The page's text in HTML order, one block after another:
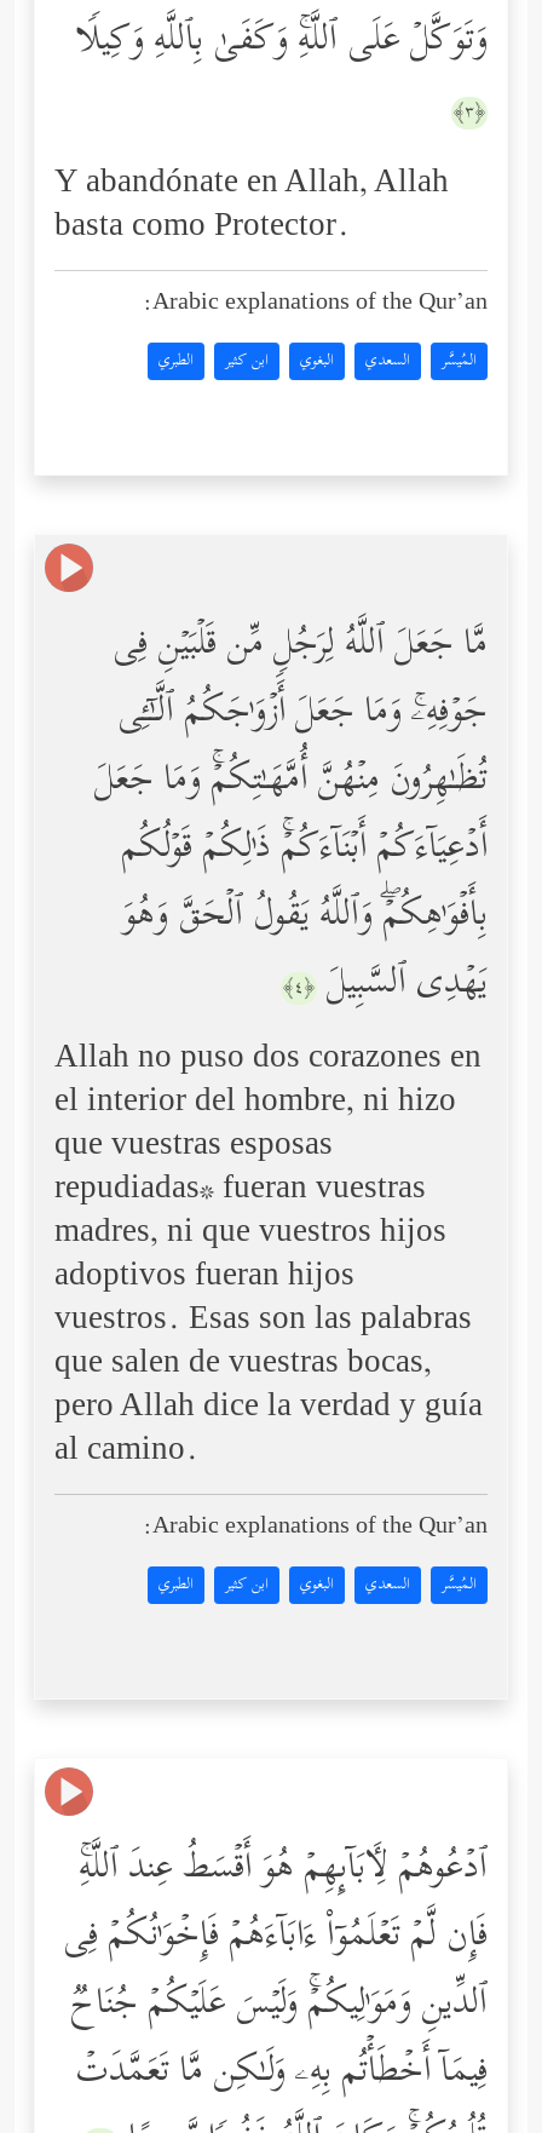
وَتَوَكَّلۡ عَلَى ٱللَّهِۚ وَكَفَىٰ بِٱللَّهِ وَكِیلࣰا
﴿٣﴾
Y abandónate en Allah, Allah
basta como Protector.
Arabic explanations of the Qur’an:
المُيسَّر السعدي البغوي ابن كثير الطبري
مَّا جَعَلَ ٱللَّهُ لِرَجُلࣲ مِّن قَلۡبَیۡنِ فِی
جَوۡفِهِۦۚ وَمَا جَعَلَ أَزۡوَ ٰ⁠جَكُمُ ٱلَّـٰۤـِٔی
تُظَـٰهِرُونَ مِنۡهُنَّ أُمَّهَـٰتِكُمۡۚ وَمَا جَعَلَ
أَدۡعِیَاۤءَكُمۡ أَبۡنَاۤءَكُمۡۚ ذَ ٰ⁠لِكُمۡ قَوۡلُكُم
بِأَفۡوَ ٰ⁠هِكُمۡۖ وَٱللَّهُ یَقُولُ ٱلۡحَقَّ وَهُوَ
یَهۡدِی ٱلسَّبِیلَ ﴿٤﴾
Allah no puso dos corazones en
el interior del hombre, ni hizo
que vuestras esposas
repudiadas* fueran vuestras
madres, ni que vuestros hijos
adoptivos fueran hijos
vuestros. Esas son las palabras
que salen de vuestras bocas,
pero Allah dice la verdad y guía
al camino.
Arabic explanations of the Qur’an:
المُيسَّر السعدي البغوي ابن كثير الطبري
ٱدۡعُوهُمۡ لِـَٔابَاۤىِٕهِمۡ هُوَ أَقۡسَطُ عِندَ ٱللَّهِۚ
فَإِن لَّمۡ تَعۡلَمُوۤاْ ءَابَاۤءَهُمۡ فَإِخۡوَ ٰ⁠نُكُمۡ فِی
ٱلدِّینِ وَمَوَ ٰ⁠لِیكُمۡۚ وَلَیۡسَ عَلَیۡكُمۡ جُنَاحࣱ
فِیمَاۤ أَخۡطَأۡتُم بِهِۦ وَلَـٰكِن مَّا تَعَمَّدَتۡ